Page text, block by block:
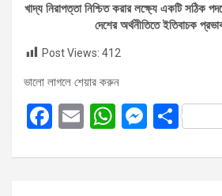
খাদ্য নিরাপত্তা নিশ্চিত করার লক্ষ্যে একটি সঠিক
দেশের অর্থনীতিতে ইতিবাচক
Post Views: 412
ভালো লাগলে শেয়ার করুন
F
ce
E
ail
W
at
M
se
S
ar